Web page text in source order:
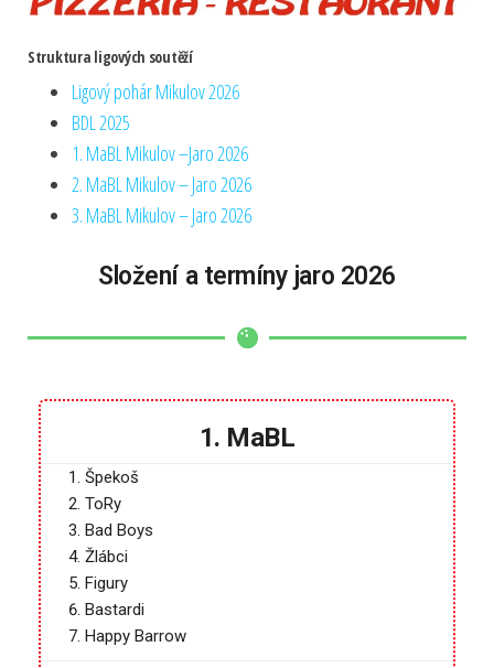
Struktura ligových soutěží
Ligový pohár Mikulov 2026
BDL 2025
1. MaBL Mikulov –Jaro 2026
2. MaBL Mikulov – Jaro 2026
3. MaBL Mikulov – Jaro 2026
Složení a termíny jaro 2026
1. MaBL
Špekoš
ToRy
Bad Boys
Žlábci
Figury
Bastardi
Happy Barrow